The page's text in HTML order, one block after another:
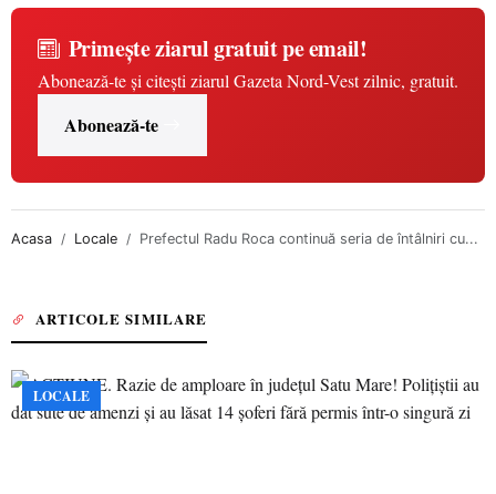
Primește ziarul gratuit pe email!
Abonează-te și citești ziarul Gazeta Nord-Vest zilnic, gratuit.
Abonează-te
Acasa Locale Prefectul Radu Roca continuă seria de întâlniri cu...
ARTICOLE SIMILARE
LOCALE